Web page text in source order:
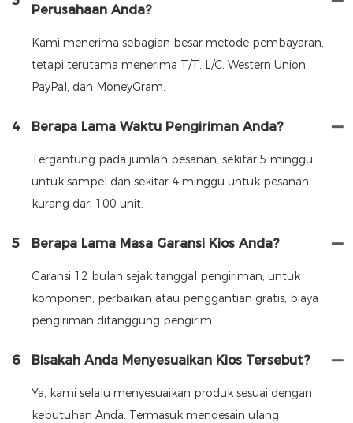
Perusahaan Anda?
Kami menerima sebagian besar metode pembayaran,
tetapi terutama menerima T/T, L/C, Western Union,
PayPal, dan MoneyGram.
4 Berapa Lama Waktu Pengiriman Anda?
Tergantung pada jumlah pesanan, sekitar 5 minggu
untuk sampel dan sekitar 4 minggu untuk pesanan
kurang dari 100 unit.
5 Berapa Lama Masa Garansi Kios Anda?
Garansi 12 bulan sejak tanggal pengiriman, untuk
komponen, perbaikan atau penggantian gratis, biaya
pengiriman ditanggung pengirim.
6 Bisakah Anda Menyesuaikan Kios Tersebut?
Ya, kami selalu menyesuaikan produk sesuai dengan
kebutuhan Anda. Termasuk mendesain ulang